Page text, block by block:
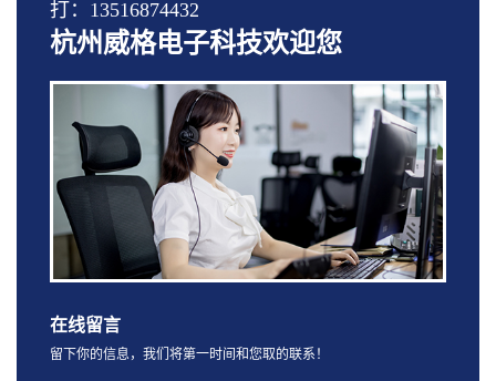
打：13516874432
杭州威格电子科技欢迎您
在线留言
留下你的信息，我们将第一时间和您取的联系！